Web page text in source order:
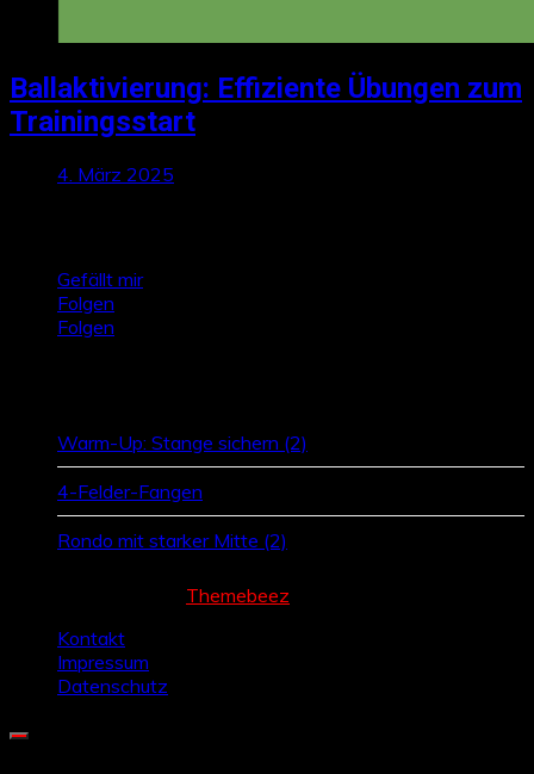
Ballaktivierung: Effiziente Übungen zum
Trainingsstart
4. März 2025
Gefällt mir
Folgen
Folgen
Warm-Up: Stange sichern (2)
4-Felder-Fangen
Rondo mit starker Mitte (2)
Themebeez
Kontakt
Impressum
Datenschutz